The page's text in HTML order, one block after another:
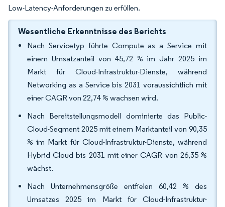
Low-Latency-Anforderungen zu erfüllen.
Wesentliche Erkenntnisse des Berichts
Nach Servicetyp führte Compute as a Service mit
einem Umsatzanteil von 45,72 % im Jahr 2025 im
Markt für Cloud-Infrastruktur-Dienste, während
Networking as a Service bis 2031 voraussichtlich mit
einer CAGR von 22,74 % wachsen wird.
Nach Bereitstellungsmodell dominierte das Public-
Cloud-Segment 2025 mit einem Marktanteil von 90,35
% im Markt für Cloud-Infrastruktur-Dienste, während
Hybrid Cloud bis 2031 mit einer CAGR von 26,35 %
wächst.
Nach Unternehmensgröße entfielen 60,42 % des
Umsatzes 2025 im Markt für Cloud-Infrastruktur-